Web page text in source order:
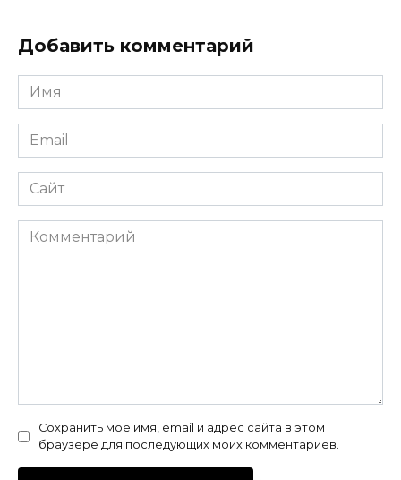
Добавить комментарий
Имя
*
Email
*
Сайт
Комментарий
Сохранить моё имя, email и адрес сайта в этом
браузере для последующих моих комментариев.